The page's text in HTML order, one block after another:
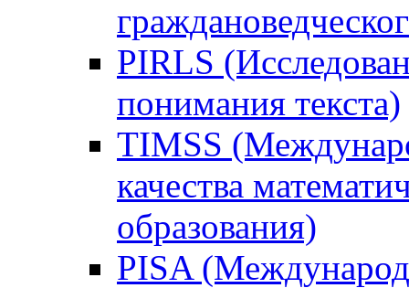
PIRLS
понимания текста)
TIMSS
качества
образования)
PISA